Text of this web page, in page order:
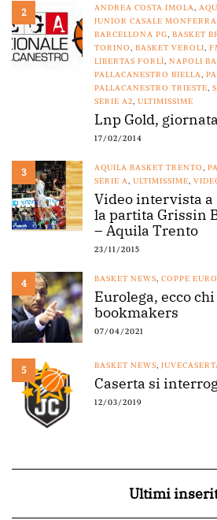
2 ANDREA COSTA IMOLA,
JUNIOR CASALE
BARCELLONA PG, BASKET
TORINO, BASKET VEROLI,
LIBERTAS FORLÌ, NAPOLI
PALLACANESTRO BIELLA,
PALLACANESTRO TRIESTE,
SERIE A2, ULTIMISSIME
Lnp Gold,
17/02/2014
3 AQUILA BASKET TRENTO,
SERIE A, ULTIMISSIME,
Video intervista a
la partita Grissin
– Aquila Trento
23/11/2015
4 BASKET NEWS, COPPE
Eurolega, ecco
bookmakers
07/04/2021
5 BASKET NEWS,
Caserta si
12/03/2019
Ultimi